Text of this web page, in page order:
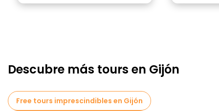
Descubre más tours en Gijón
Free tours imprescindibles en Gijón